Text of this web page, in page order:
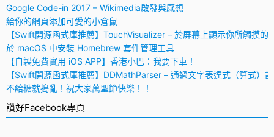
Google Code-in 2017 – Wikimedia啟發與感想
給你的網頁添加可愛的小倉鼠
【Swift開源函式庫推薦】TouchVisualizer – 於屏幕上顯示你所觸摸的
於 macOS 中安裝 Homebrew 套件管理工具
【自製免費實用 iOS APP】香港小巴：我要下車！
【Swift開源函式庫推薦】DDMathParser – 通過文字表達式（算式）
不給糖就搗亂！祝大家萬聖節快樂！！
讚好Facebook專頁